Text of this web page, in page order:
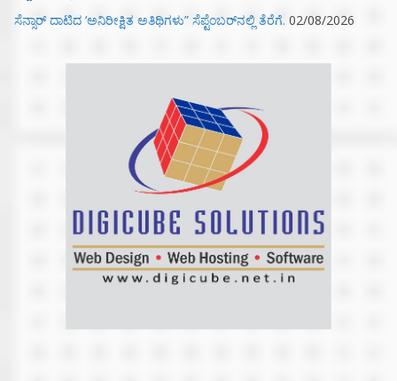
ಸೆನ್ಸಾರ್ ದಾಟಿದ ‘ಅನಿರೀಕ್ಷಿತ ಅತಿಥಿಗಳು” ಸೆಪ್ಟೆಂಬರ್‌ನಲ್ಲಿ ತೆರೆಗೆ. 02/08/2026